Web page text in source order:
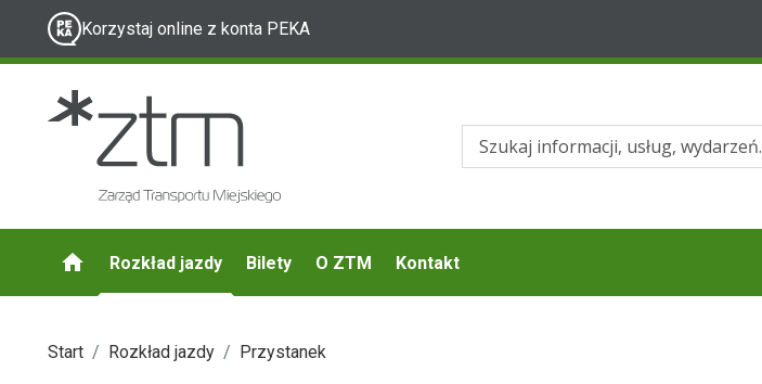
Korzystaj online z konta PEKA
Rozkład jazdy Bilety O ZTM Kontakt
Start Rozkład jazdy Przystanek